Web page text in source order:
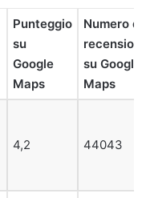
Punteggio
su
Google
Maps
Numero di
recensioni
su Google
Maps
4,2 44043